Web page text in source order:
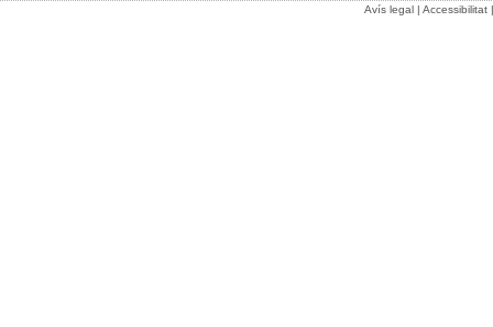
Avís legal| Accessibilitat